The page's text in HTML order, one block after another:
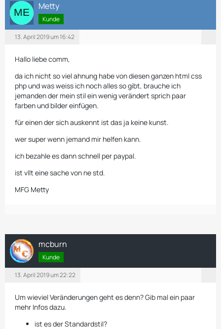
Metty
Kunde
13. April 2019 um 16:42
Hallo liebe comm,
da ich nicht so viel ahnung habe von diesen ganzen html css
php und was weiss ich noch alles so gibt, brauche ich
jemanden der mein stil ein wenig verändert sprich paar
farben und bilder einfügen.
für einen der sich auskennt ist das ja keine kunst.
wer super wenn jemand mir helfen kann.
ich bezahle es dann schnell per paypal.
ist vllt eine sache von ne std.
MFG Metty
mcburn
Kunde
13. April 2019 um 22:22
Um wieviel Veränderungen geht es denn? Gib mal ein paar
mehr Infos dazu.
ist es der Standardstil?